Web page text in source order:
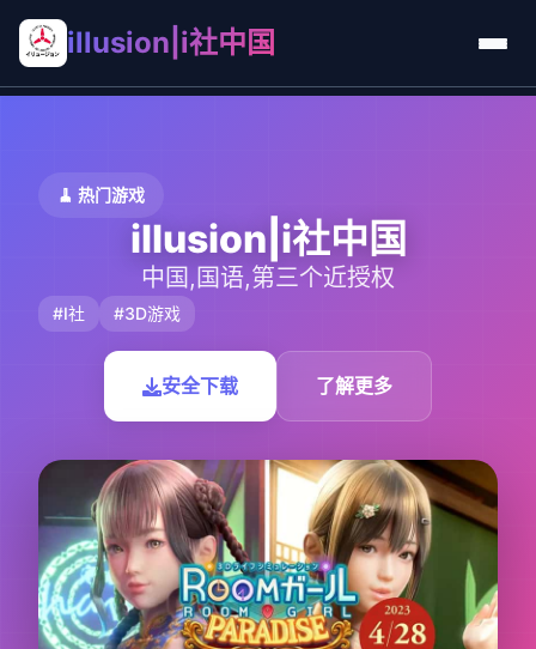
illusion|i社中国
🧹 热门游戏
illusion|i社中国
中国,国语,第三个近授权
#I社 #3D游戏
安全下载 了解更多